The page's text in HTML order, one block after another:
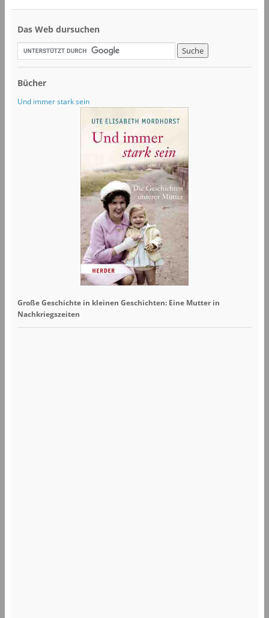
Das Web dursuchen
Bücher
Und immer stark sein
Große Geschichte in kleinen Geschichten: Eine Mutter in
Nachkriegszeiten